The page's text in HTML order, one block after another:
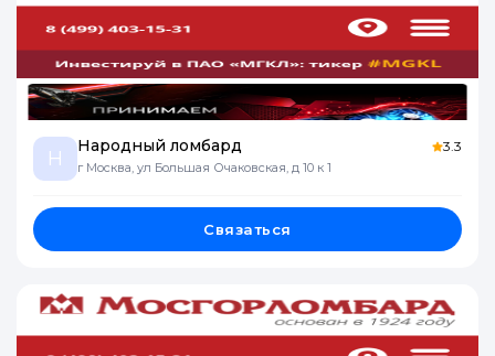
Н
Народный ломбард
г Москва, ул Большая Очаковская, д 10 к 1
3.3
Связаться